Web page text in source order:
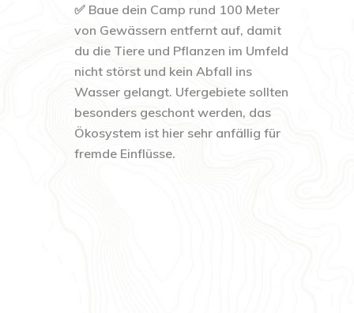
✅ Baue dein Camp rund 100 Meter
von Gewässern entfernt auf, damit
du die Tiere und Pflanzen im Umfeld
nicht störst und kein Abfall ins
Wasser gelangt. Ufergebiete sollten
besonders geschont werden, das
Ökosystem ist hier sehr anfällig für
fremde Einflüsse.